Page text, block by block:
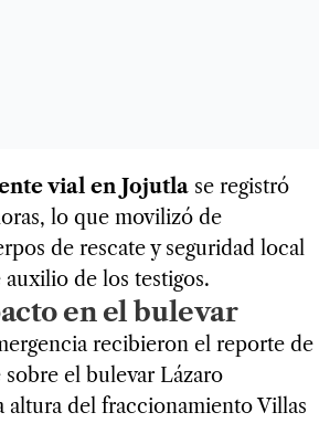
vial en Jojutla se registró
lo que movilizó de
de rescate y seguridad local
auxilio de los testigos.
en el bulevar
recibieron el reporte de
el bulevar Lázaro
altura del fraccionamiento Villas